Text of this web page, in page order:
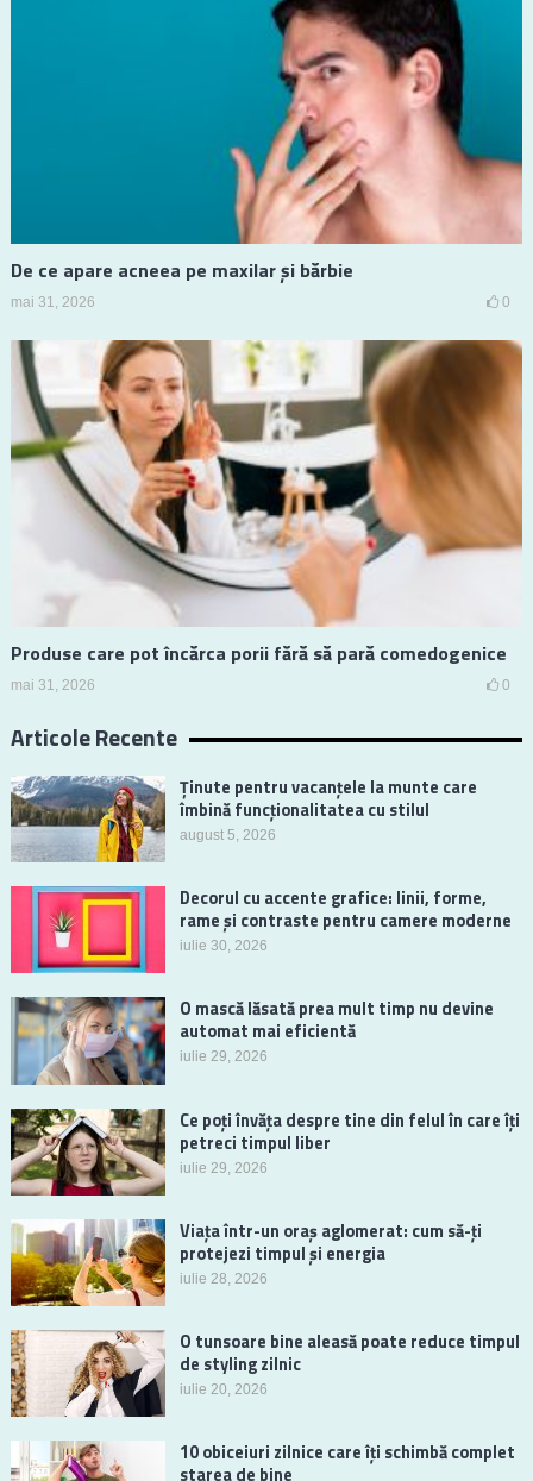
De ce apare acneea pe maxilar și bărbie
mai 31, 2026 0
Produse care pot încărca porii fără să pară comedogenice
mai 31, 2026 0
Articole Recente
Ținute pentru vacanțele la munte care
îmbină funcționalitatea cu stilul
august 5, 2026
Decorul cu accente grafice: linii, forme,
rame și contraste pentru camere moderne
iulie 30, 2026
O mască lăsată prea mult timp nu devine
automat mai eficientă
iulie 29, 2026
Ce poți învăța despre tine din felul în care îți
petreci timpul liber
iulie 29, 2026
Viața într-un oraș aglomerat: cum să-ți
protejezi timpul și energia
iulie 28, 2026
O tunsoare bine aleasă poate reduce timpul
de styling zilnic
iulie 20, 2026
10 obiceiuri zilnice care îți schimbă complet
starea de bine